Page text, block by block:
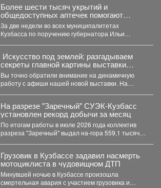
Более шести тысяч укрытий и
общедоступных аптечек помогают
обеспечить безопасность жителей
Кузбасса
За две недели во всех муниципалитетах
Кузбасса по поручению губернатора Ильи
️ Искусство под землей: разгадываем
секреты главной картины выставки
«Шахтёрская слава» автор Тамара
Шлыкова
Вы точно обратили внимание на динамичную
работу с афиши нашей новой выставки. На
На разрезе "Заречный" СУЭК-Кузбасс
установлен рекорд добычи за месяц
По итогам работы в июле 2026 года коллектив
разреза "Заречный" выдал на-гора 559,1 тысяч
Грузовик в Кузбассе задавил насмерть
мотоциклиста в чудовищном ДТП
Минувшей ночью в Кузбассе произошла
смертельная авария с участием грузовика и